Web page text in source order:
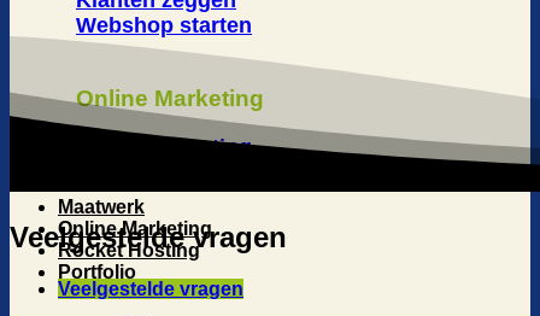
Webshop starten
Online Marketing
Online Marketing
Maatwerk
Online Marketing
Rocket Hosting
Portfolio
Veelgestelde vragen
Veelgestelde vragen